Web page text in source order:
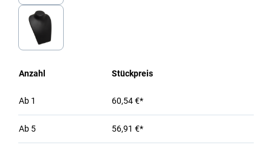
Anzahl Stückpreis
Ab 1 60,54 €*
Ab 5 56,91 €*